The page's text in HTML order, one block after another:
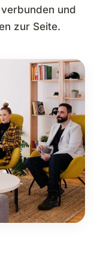
und
zur Seite.